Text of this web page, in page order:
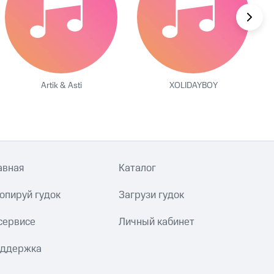
Artik & Asti XOLIDAYBOY
Каталог
гудок Загрузи гудок
Личный кабинет